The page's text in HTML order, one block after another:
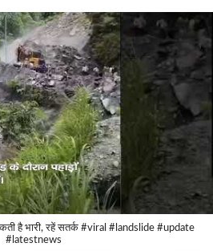
है भारी, रहें सतर्क #viral #landslide #update
#latestnews